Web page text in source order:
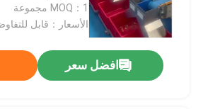
أشرطة فيديو
عرض الواقع الافتراضي
الحقيقي لإنتاج
نطاق صغير
MOQ：1 مجموعة
الأسعار：قابل
افضل سعر